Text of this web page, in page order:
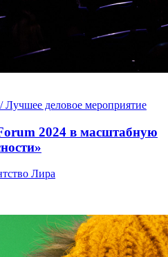
деловое мероприятие
2024 в масштабную
Лира